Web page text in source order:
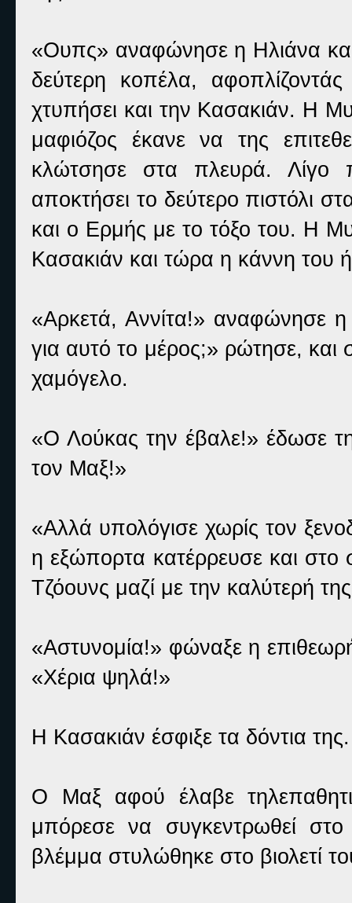
«Ουπς» αναφώνησε η Ηλιάνα
δεύτερη κοπέλα,
χτυπήσει και την Κασακιάν. Η
μαφιόζος έκανε να της
κλώτσησε στα πλευρά. Λίγο
αποκτήσει το δεύτερο πιστόλι
και ο Ερμής με το τόξο του. Η
Κασακιάν και τώρα η κάννη του
«Αρκετά, Αννίτα!» αναφώνησε
για αυτό το μέρος;» ρώτησε, και
χαμόγελο.
«Ο Λούκας την έβαλε!» έδωσε
τον Μαξ!»
«Αλλά υπολόγισε χωρίς τον
η εξώπορτα κατέρρευσε και στο
Τζόουνς μαζί με την καλύτερή
«Αστυνομία!» φώναξε η
«Χέρια ψηλά!»
Η Κασακιάν έσφιξε τα δόντια
Ο Μαξ αφού έλαβε
μπόρεσε να συγκεντρωθεί
βλέμμα στυλώθηκε στο βιολετί